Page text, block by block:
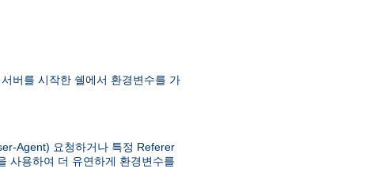
버를 시작한 쉘에서 환경변수를 가
Agent) 요청하거나 특정 Referer
사용하여 더 유연하게 환경변수를